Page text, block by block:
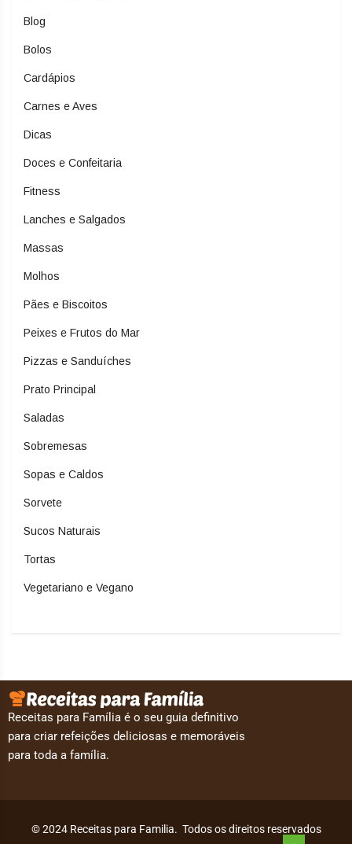
Blog
Bolos
Cardápios
Carnes e Aves
Dicas
Doces e Confeitaria
Fitness
Lanches e Salgados
Massas
Molhos
Pães e Biscoitos
Peixes e Frutos do Mar
Pizzas e Sanduíches
Prato Principal
Saladas
Sobremesas
Sopas e Caldos
Sorvete
Sucos Naturais
Tortas
Vegetariano e Vegano
Receitas para Família é o seu guia definitivo
para criar refeições deliciosas e memoráveis
para toda a família.
© 2024 Receitas para Familia. Todos os direitos reservados